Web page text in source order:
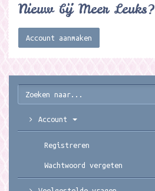
Nieuw bij Meer Leuks?
Account aanmaken
Account
Registreren
Wachtwoord vergeten